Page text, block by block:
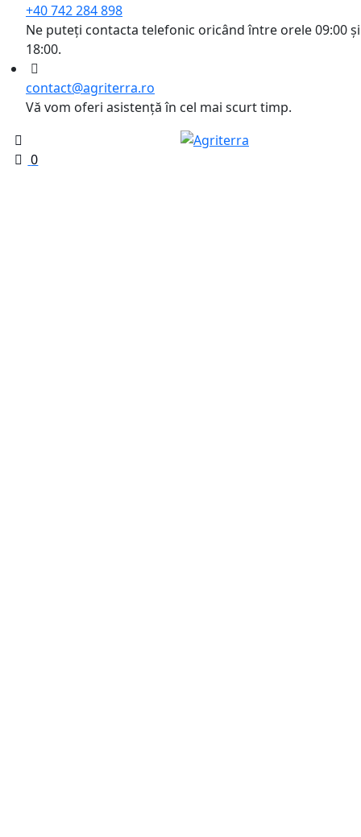
+40 742 284 898
Ne puteți contacta telefonic oricând între orele 09:00 și
18:00.
contact@agriterra.ro
Vă vom oferi asistență în cel mai scurt timp.
0